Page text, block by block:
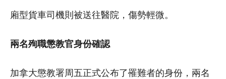
廂型貨車司機則被送往醫院，傷勢輕微。
兩名殉職懲教官身份確認
加拿大懲教署周五正式公布了罹難者的身份，兩名